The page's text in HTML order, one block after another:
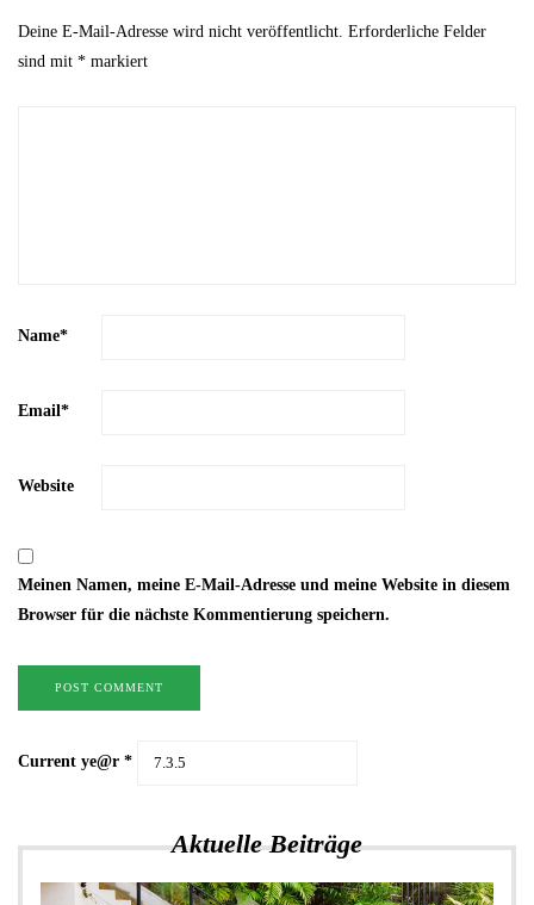
Deine E-Mail-Adresse wird nicht veröffentlicht. Erforderliche Felder
sind mit * markiert
Name*
Email*
Website
Meinen Namen, meine E-Mail-Adresse und meine Website in diesem
Browser für die nächste Kommentierung speichern.
Current ye@r *
Aktuelle Beiträge